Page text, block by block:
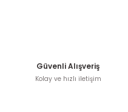
Güvenli Alışveriş
Kolay ve hızlı iletişim